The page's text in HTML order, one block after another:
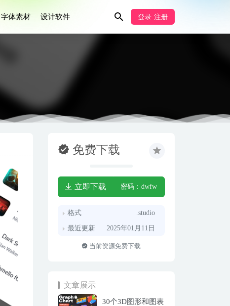
字体素材 设计软件 登录·注册
免费下载
立即下载 密码：dwfw
格式 .studio
最近更新 2025年01月11日
当前资源免费下载
文章展示
30个3D图形和图表